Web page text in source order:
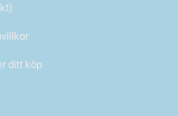
ditt köp